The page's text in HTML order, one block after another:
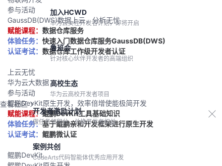
加入HCWD
华为云女性开发者计划，即将开启
鲁班会
针对核心伙伴开发者的高端组织
高校生态
华为云高校开发者项目
查看社区
开发者激励计划
做任务领积分，兑换开发者权益
案例共创
CodeArts代码智能体优秀应用开发
参与活动
GaussDB(DWS)数据上云，分析无忧
赋能课程： 数据仓库服务
体验任务： 快速入门数据仓库服务GaussDB(DWS)
认证考试： 数据仓库工作级开发者认证
上云无忧
华为云大数据
参与活动
鲲鹏DevKit原生开发，效率倍增使能极简开发
赋能课程：鲲鹏DevKit工具基础知识
体验任务：基于鲲鹏亲和开发框架进行原生开发
认证考试： 鲲鹏微认证
鲲鹏DevKit